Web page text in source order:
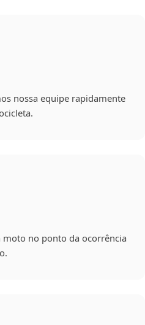
nossa equipe rapidamente
no ponto da ocorrência